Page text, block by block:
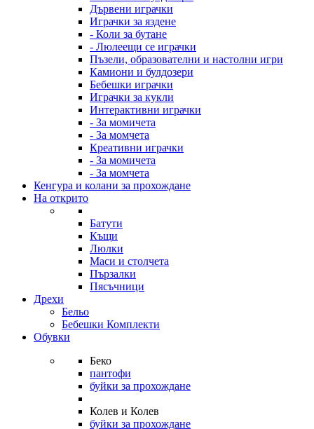
Дървени играчки
Играчки за яздене
- Коли за бутане
- Люлеещи се играчки
Пъзели, образователни и настолни игри
Камиони и булдозери
Бебешки играчки
Играчки за кукли
Интерактивни играчки
- За момичета
- За момчета
Креативни играчки
- За момичета
- За момчета
Кенгура и колани за прохождане
На открито
Батути
Къщи
Люлки
Маси и столчета
Пързалки
Пясъчници
Дрехи
Бельо
Бебешки Комплекти
Обувки
Беко
пантофи
буйки за прохождане
Колев и Колев
буйки за прохождане